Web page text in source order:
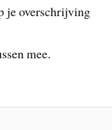
je overschrijving
mee.